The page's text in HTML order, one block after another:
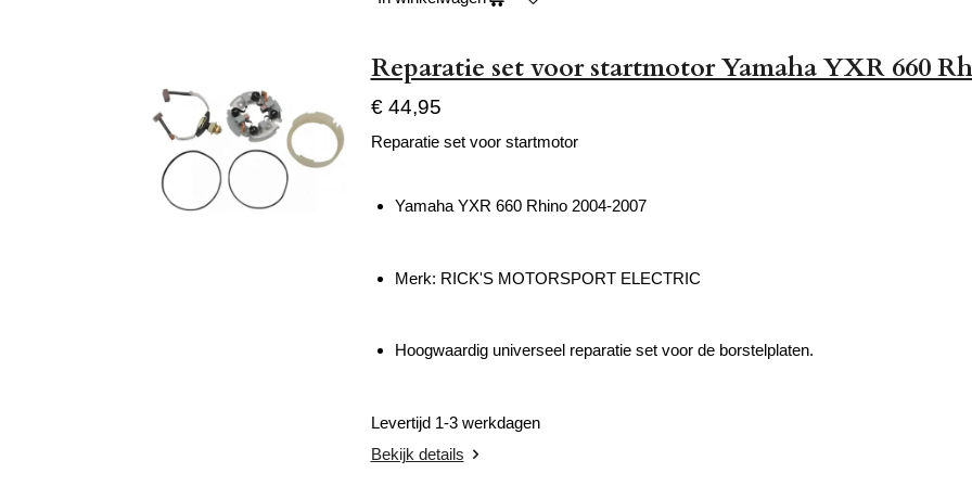
Reparatie set voor startmotor Yamaha YXR 660
€ 44,95
Reparatie set voor startmotor
Yamaha YXR 660 Rhino 2004-2007
Merk: RICK'S MOTORSPORT ELECTRIC
Hoogwaardig universeel reparatie set voor de borstelplaten.
Levertijd 1-3 werkdagen
Bekijk details